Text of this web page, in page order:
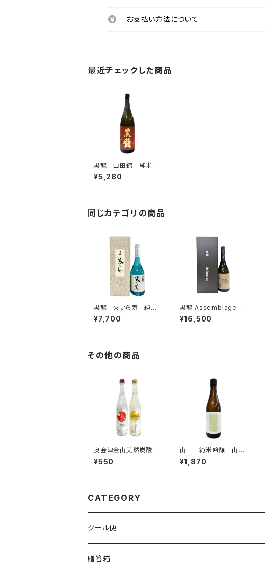
お支払い方法について
最近チェックした商品
黒龍 山田錦 純米大
吟醸 1800ml
¥5,280
同じカテゴリの商品
黒龍 火いら寿 純米
大吟醸 生酒 720ml
¥7,700
黒龍 Assemblage 跡
-宇宙兄弟- 720ml
¥16,500
その他の商品
奥会津金山天然炭酸の
水 赤ビン＆金ビン 5
00ml
¥550
山三 純米吟醸 山恵
錦 五割 無濾過原
酒 720ml
¥1,870
CATEGORY
クール便
贈答箱